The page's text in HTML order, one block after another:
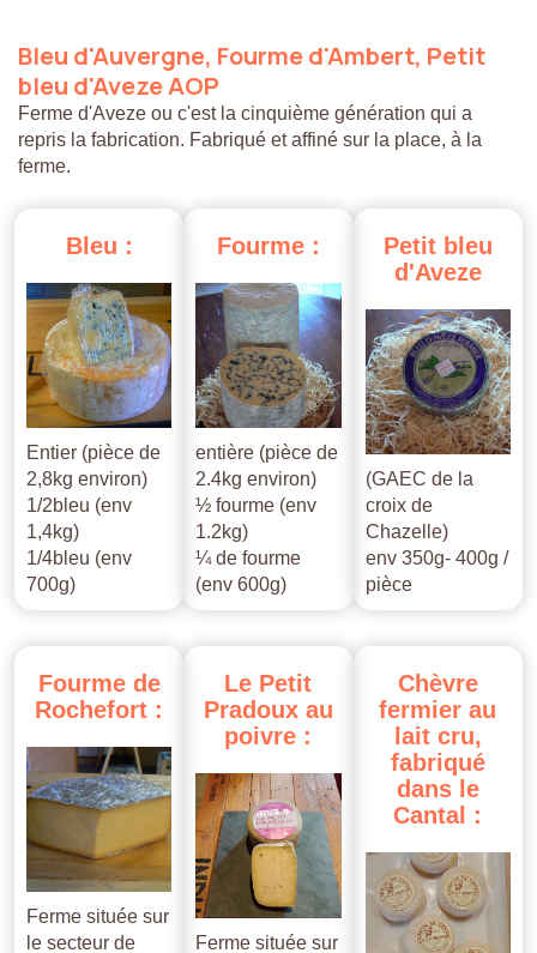
Bleu d'Auvergne, Fourmed'Ambert, Petit
bleu d'AvezeAOP
Ferme d'Aveze ou c'est la cinquième génération qui a
repris la fabrication. Fabriqué et affiné sur la place, à la
ferme.
Bleu :
Entier (pièce de
2,8kg environ)
1/2bleu (env
1,4kg)
1/4bleu (env
700g)
Fourme :
entière (pièce de
2.4kg environ)
½ fourme (env
1.2kg)
¼ de fourme
(env 600g)
Petit bleu
d'Aveze
(GAEC de la
croix de
Chazelle)
env 350g- 400g /
pièce
Fourme de
Rochefort :
Ferme située sur
le secteur de
Le Petit
Pradoux au
poivre :
Ferme située sur
Chèvre
fermier au
lait cru,
fabriqué
dans le
Cantal :